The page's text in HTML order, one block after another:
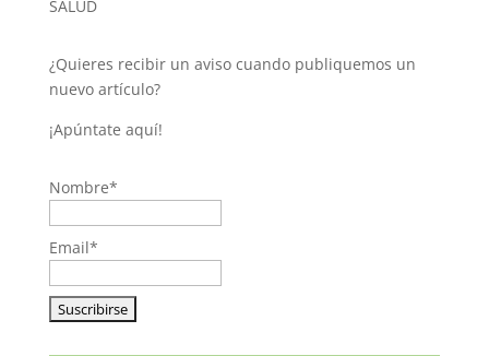
SALUD
¿Quieres recibir un aviso cuando publiquemos un
nuevo artículo?
¡Apúntate aquí!
Nombre*
Email*